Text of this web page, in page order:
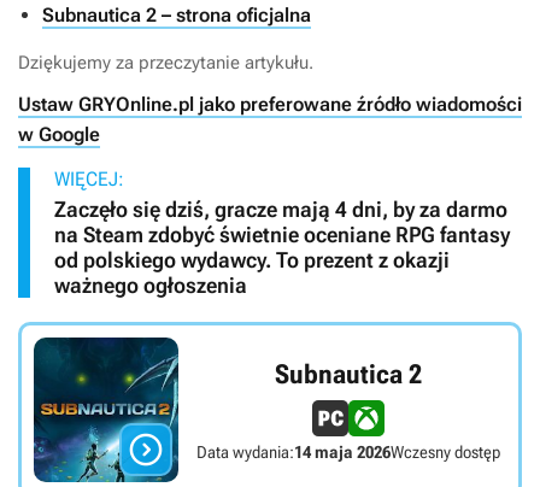
Subnautica 2 – strona oficjalna
Dziękujemy za przeczytanie artykułu.
Ustaw GRYOnline.pl jako preferowane źródło wiadomości
w Google
WIĘCEJ:
Zaczęło się dziś, gracze mają 4 dni, by za darmo
na Steam zdobyć świetnie oceniane RPG fantasy
od polskiego wydawcy. To prezent z okazji
ważnego ogłoszenia

Subnautica 2
Data wydania:14 maja 2026Wczesny dostęp